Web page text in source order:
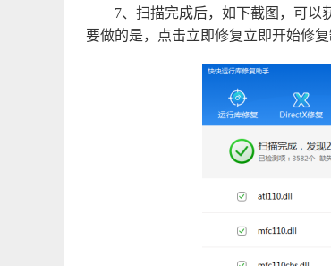
7、扫描完成后，如下截图，可
要做的是，点击立即修复立即开始修复